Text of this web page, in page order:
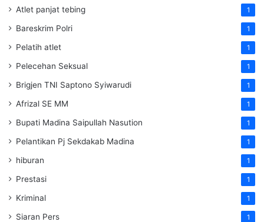
Atlet panjat tebing 1
Bareskrim Polri 1
Pelatih atlet 1
Pelecehan Seksual 1
Brigjen TNI Saptono Syiwarudi 1
Afrizal SE MM 1
Bupati Madina Saipullah Nasution 1
Pelantikan Pj Sekdakab Madina 1
hiburan 1
Prestasi 1
Kriminal 1
Siaran Pers 1